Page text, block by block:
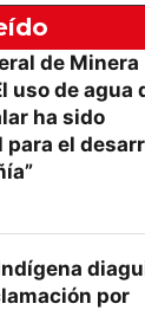
de Minera
uso de agua
ha sido
el
por